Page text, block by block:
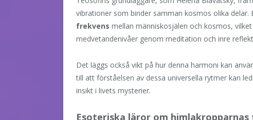
vibrationer som binder samman kosmos olika delar.
frekvens mellan människosjälen och kosmos,
medvetandenivåer genom meditation och inre
Det läggs också vikt på hur denna harmoni kan
till att förståelsen av dessa universella rytmer kan
insikt i livets mysterier.
Esoteriska läror om